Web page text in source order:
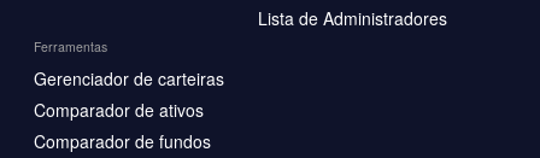
Lista de Administradores
Ferramentas
Gerenciador de carteiras
Comparador de ativos
Comparador de fundos